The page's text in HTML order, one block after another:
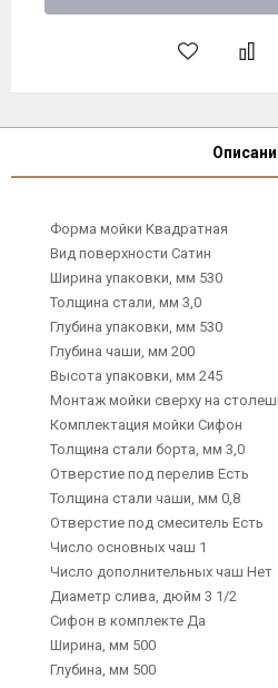
Форма мойки Квадратная
Вид поверхности Сатин
Ширина упаковки, мм 530
Толщина стали, мм 3,0
Глубина упаковки, мм 530
Глубина чаши, мм 200
Высота упаковки, мм 245
Монтаж мойки сверху на
Комплектация мойки Сифон
Толщина стали борта, мм 3,0
Отверстие под перелив Есть
Толщина стали чаши, мм 0,8
Отверстие под смеситель Есть
Число основных чаш 1
Число дополнительных чаш Нет
Диаметр слива, дюйм 3 1/2
Сифон в комплекте Да
Ширина, мм 500
Глубина, мм 500